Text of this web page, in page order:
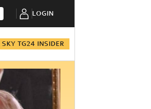
LOGIN
SKY TG24 INSIDER